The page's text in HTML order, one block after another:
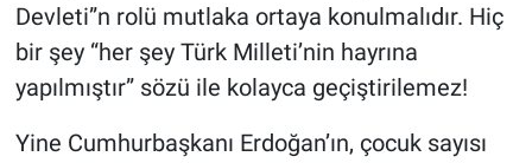
Devleti”n rolü mutlaka ortaya konulmalıdır. Hiç
bir şey “her şey Türk Milleti’nin hayrına
yapılmıştır” sözü ile kolayca geçiştirilemez!
Yine Cumhurbaşkanı Erdoğan’ın, çocuk sayısı